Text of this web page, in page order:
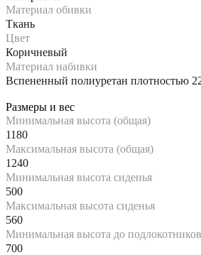
Материал обивки
Ткань
Цвет
Коричневый
Материал набивки
Вспененный полиуретан плотностью
Размеры и вес
Минимальная высота (общая)
1180
Максимальная высота (общая)
1240
Минимальная высота сиденья
500
Максимальная высота сиденья
560
Минимальная высота до подлокотников
700